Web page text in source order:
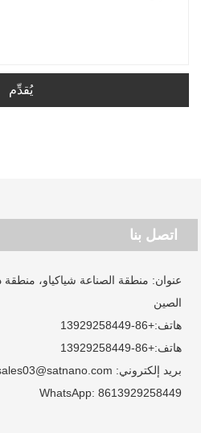
يُقدِّم
اتصل بنا
عنوان: منطقة الصناعة شياكياو، منطقة
الصين
هاتف:+86-13929258449
هاتف:+86-13929258449
بريد إلكتروني:
WhatsApp: 8613929258449